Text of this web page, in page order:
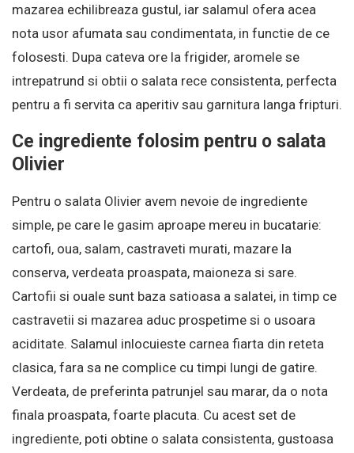
mazarea echilibreaza gustul, iar salamul ofera acea
nota usor afumata sau condimentata, in functie de ce
folosesti. Dupa cateva ore la frigider, aromele se
intrepatrund si obtii o salata rece consistenta, perfecta
pentru a fi servita ca aperitiv sau garnitura langa fripturi.
Ce ingrediente folosim pentru o salata
Olivier
Pentru o salata Olivier avem nevoie de ingrediente
simple, pe care le gasim aproape mereu in bucatarie:
cartofi, oua, salam, castraveti murati, mazare la
conserva, verdeata proaspata, maioneza si sare.
Cartofii si ouale sunt baza satioasa a salatei, in timp ce
castravetii si mazarea aduc prospetime si o usoara
aciditate. Salamul inlocuieste carnea fiarta din reteta
clasica, fara sa ne complice cu timpi lungi de gatire.
Verdeata, de preferinta patrunjel sau marar, da o nota
finala proaspata, foarte placuta. Cu acest set de
ingrediente, poti obtine o salata consistenta, gustoasa